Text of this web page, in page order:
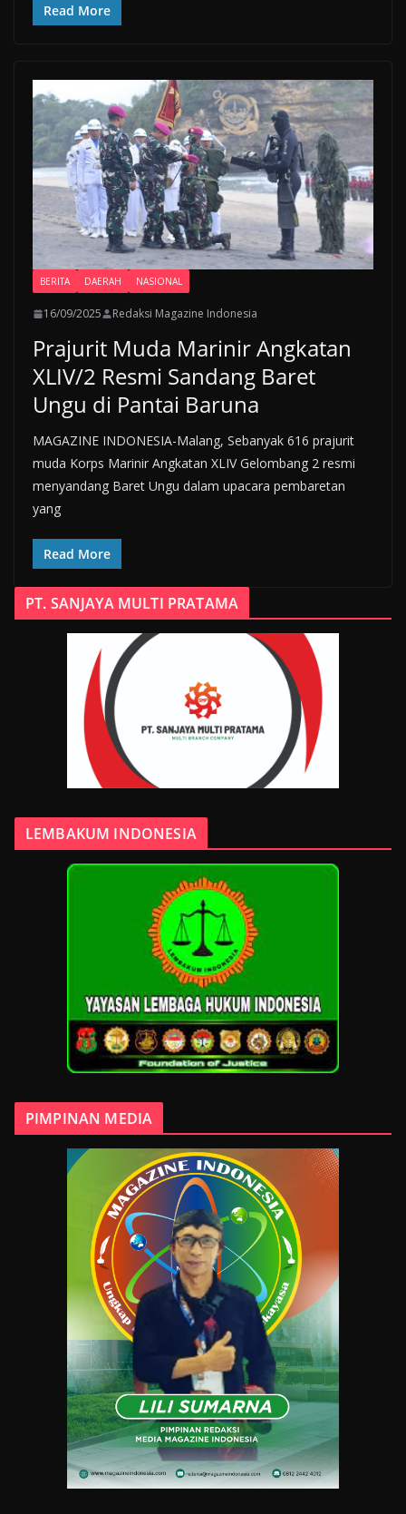
Read More
BERITA DAERAH NASIONAL
16/09/2025 Redaksi Magazine Indonesia
Prajurit Muda Marinir Angkatan
XLIV/2 Resmi Sandang Baret
Ungu di Pantai Baruna
MAGAZINE INDONESIA-Malang, Sebanyak 616 prajurit
muda Korps Marinir Angkatan XLIV Gelombang 2 resmi
menyandang Baret Ungu dalam upacara pembaretan
yang
Read More
PT. SANJAYA MULTI PRATAMA
LEMBAKUM INDONESIA
PIMPINAN MEDIA